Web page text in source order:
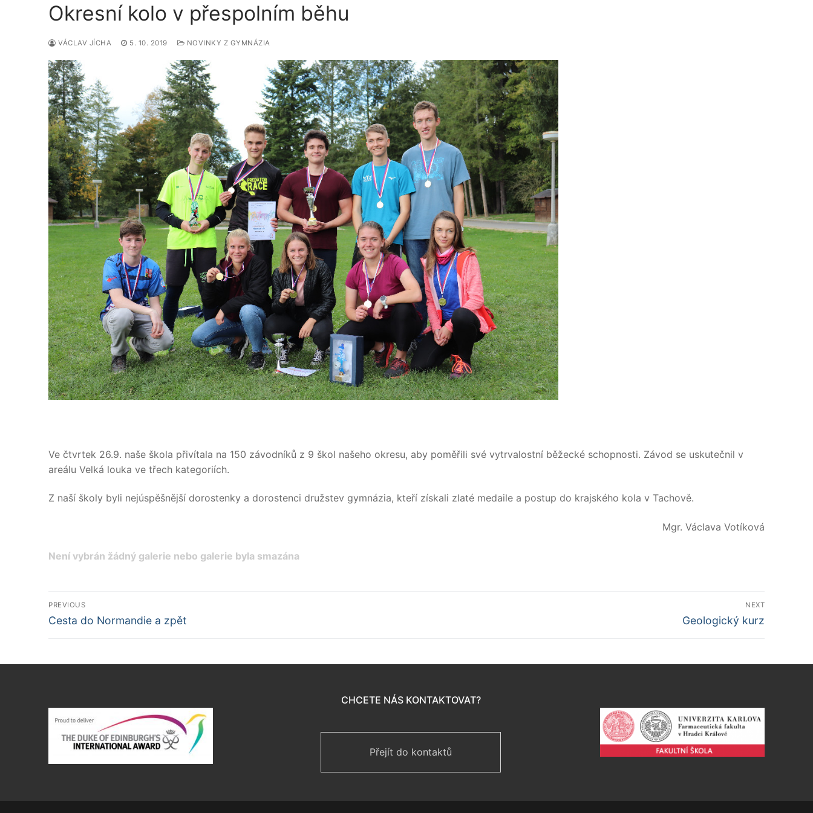
Okresní kolo v přespolním běhu
VÁCLAV JÍCHA 5. 10. 2019 NOVINKY Z GYMNÁZIA
Ve čtvrtek 26.9. naše škola přivítala na 150 závodníků z 9 škol našeho okresu, aby poměřili své vytrvalostní běžecké schopnosti. Závod se uskutečnil v
areálu Velká louka ve třech kategoriích.
Z naší školy byli nejúspěšnější dorostenky a dorostenci družstev gymnázia, kteří získali zlaté medaile a postup do krajského kola v Tachově.
Mgr. Václava Votíková
Není vybrán žádný galerie nebo galerie byla smazána
Navigace
pro
PREVIOUS
Předchozí
Cesta do Normandie a zpět
NEXT
Další
Geologický kurz
CHCETE NÁS KONTAKTOVAT?
Přejít do kontaktů